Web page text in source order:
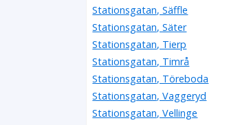
Stationsgatan, Säffle
Stationsgatan, Säter
Stationsgatan, Tierp
Stationsgatan, Timrå
Stationsgatan, Töreboda
Stationsgatan, Vaggeryd
Stationsgatan, Vellinge